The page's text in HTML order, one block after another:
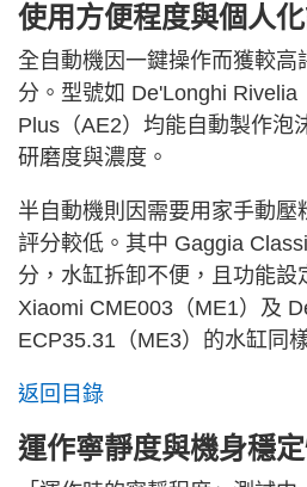
使用方便程度與個人
全自動機因一鍵操作而獲較高
分。型號如 De'Longhi Rivelia
Plus（AE2）均能自動製作泡
研磨度與濃度。
半自動機則因需要用家手動壓
評分較低。其中 Gaggia
分，水缸拆卸不便，且功能設
Xiaomi CME003（ME1）及
ECP35.31（ME3）的水缸同
返回目錄
運作寧靜度與機身穩